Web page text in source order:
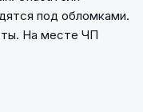
под обломками.
На месте ЧП